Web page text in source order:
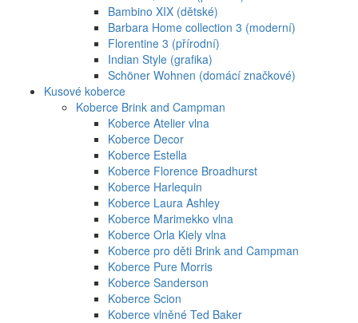
Bambino XIX (dětské)
Barbara Home collection 3 (moderní)
Florentine 3 (přírodní)
Indian Style (grafika)
Schöner Wohnen (domácí značkové)
Kusové koberce
Koberce Brink and Campman
Koberce Atelier vlna
Koberce Decor
Koberce Estella
Koberce Florence Broadhurst
Koberce Harlequin
Koberce Laura Ashley
Koberce Marimekko vlna
Koberce Orla Kiely vlna
Koberce pro děti Brink and Campman
Koberce Pure Morris
Koberce Sanderson
Koberce Scion
Koberce vlněné Ted Baker